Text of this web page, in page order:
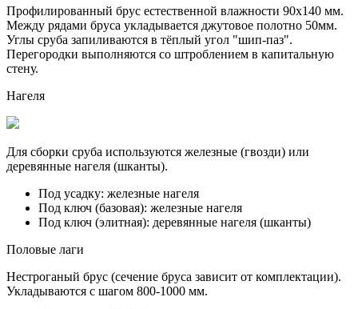
Профилированный брус естественной влажности 90х140 мм.
Между рядами бруса укладывается джутовое полотно 50мм.
Углы сруба запиливаются в тёплый угол "шип-паз".
Перегородки выполняются со штроблением в капитальную
стену.
Нагеля
Для сборки сруба используются железные (гвозди) или
деревянные нагеля (шканты).
Под усадку: железные нагеля
Под ключ (базовая): железные нагеля
Под ключ (элитная): деревянные нагеля (шканты)
Половые лаги
Нестроганый брус (сечение бруса зависит от комплектации).
Укладываются с шагом 800-1000 мм.